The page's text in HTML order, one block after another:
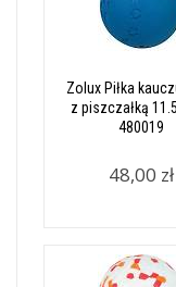
Zolux Piłka
z piszczałką
480019
48,00 zł